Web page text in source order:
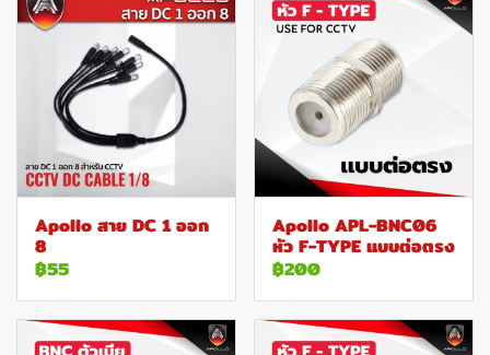
Apollo สาย DC 1 ออก
8
฿55
Apollo APL-BNC06
หัว F-TYPE แบบต่อตรง
฿200